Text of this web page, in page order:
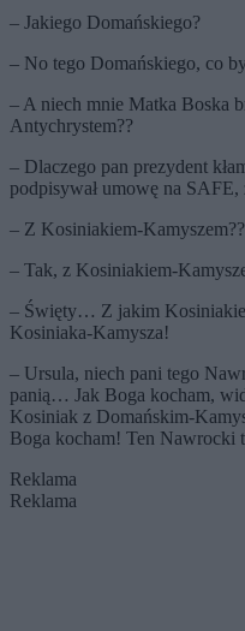
– Jakiego Domańskiego?
– No tego Domańskiego, co
– A niech mnie Matka Boska
Antychrystem??
– Dlaczego pan prezydent
podpisywał umowę na
– Z Kosiniakiem-Kamyszem??
– Tak, z Kosiniakiem-
– Święty… Z jakim
Kosiniaka-Kamysza!
– Ursula, niech pani tego
panią… Jak Boga kocham,
Kosiniak z Domańskim-
Boga kocham! Ten
Reklama
Reklama